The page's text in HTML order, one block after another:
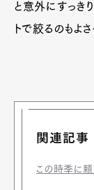
と意外にすっき
トで絞るのもよさ
関連記事
この時季に頼